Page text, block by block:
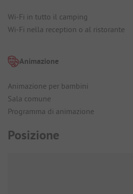
Wi-Fi in tutto il camping
Wi-Fi nella reception o al ristorante
Animazione
Animazione per bambini
Sala comune
Programma di animazione
Posizione